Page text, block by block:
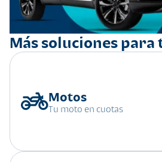
Más soluciones para
Tu moto en cuotas